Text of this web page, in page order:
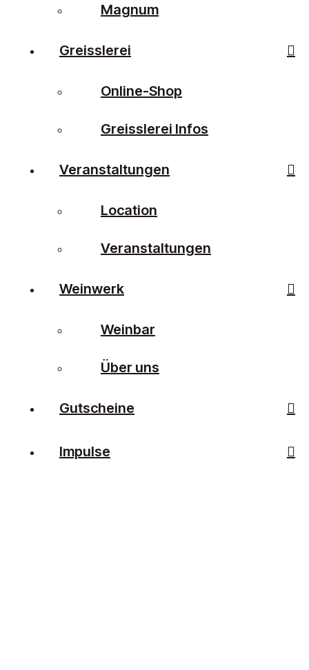
Magnum
Greisslerei
Online-Shop
Greisslerei Infos
Veranstaltungen
Location
Veranstaltungen
Weinwerk
Weinbar
Über uns
Gutscheine
Impulse